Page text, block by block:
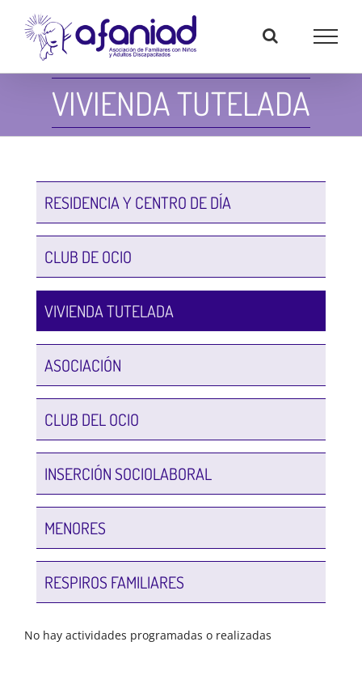
content
VIVIENDA TUTELADA
RESIDENCIA Y CENTRO DE DÍA
CLUB DE OCIO
VIVIENDA TUTELADA
ASOCIACIÓN
CLUB DEL OCIO
INSERCIÓN SOCIOLABORAL
MENORES
RESPIROS FAMILIARES
No hay actividades programadas o realizadas